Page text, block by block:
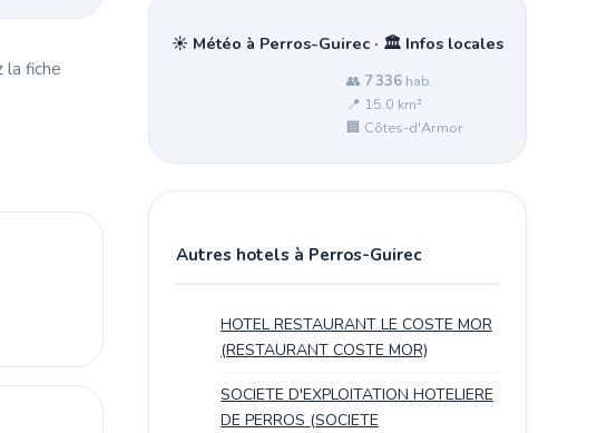
la fiche
☀️ Météo à Perros-Guirec · 🏛️ Infos locales
👥 7 336 hab.
📍 15.0 km²
🏢 Côtes-d'Armor
Autres hotels à Perros-Guirec
HOTEL RESTAURANT LE COSTE MOR
(RESTAURANT COSTE MOR)
SOCIETE D'EXPLOITATION HOTELIERE
DE PERROS (SOCIETE